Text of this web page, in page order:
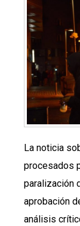
La noticia
procesados
paralización
aprobación
análisis